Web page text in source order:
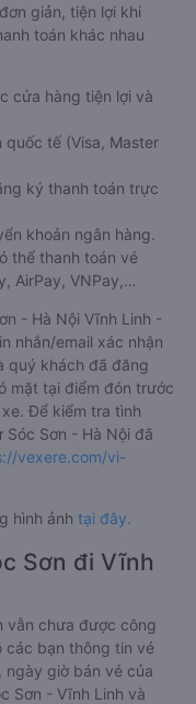
giản, tiện lợi khi
toán khác nhau
cửa hàng tiện lợi và
tế (Visa, Master
ký thanh toán trực
khoản ngân hàng.
thể thanh toán vé
AirPay, VNPay,…
- Hà Nội Vĩnh Linh -
nhắn/email xác nhận
quý khách đã đăng
mặt tại điểm đón trước
Để kiểm tra tình
Sơn - Hà Nội đã
vexere.com/vi-
hình ảnh tại đây.
Sơn đi Vĩnh
vẫn chưa được công
các bạn thông tin vé
ngày giờ bán vé của
Sơn - Vĩnh Linh và